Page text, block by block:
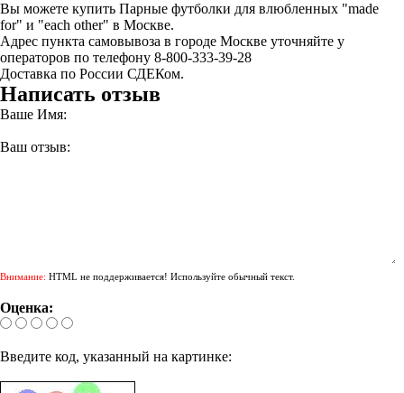
Вы можете купить Парные футболки для влюбленных "made
for" и "each other" в Москве.
Адрес пункта самовывоза в городе Москве уточняйте у
операторов по телефону 8-800-333-39-28
Доставка по России СДЕКом.
Написать отзыв
Ваше Имя:
Ваш отзыв:
Внимание: HTML не поддерживается! Используйте обычный текст.
Оценка:
Введите код, указанный на картинке: